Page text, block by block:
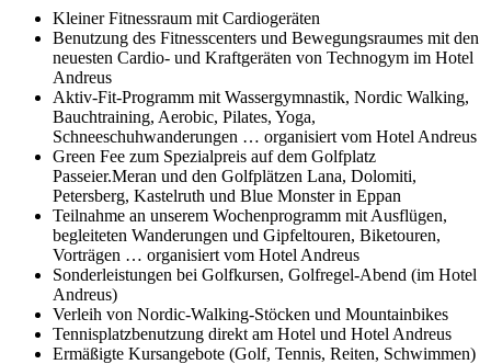
Kleiner Fitnessraum mit Cardiogeräten
Benutzung des Fitnesscenters und Bewegungsraumes mit den
neuesten Cardio- und Kraftgeräten von Technogym im Hotel
Andreus
Aktiv-Fit-Programm mit Wassergymnastik, Nordic Walking,
Bauchtraining, Aerobic, Pilates, Yoga,
Schneeschuhwanderungen … organisiert vom Hotel Andreus
Green Fee zum Spezialpreis auf dem Golfplatz
Passeier.Meran und den Golfplätzen Lana, Dolomiti,
Petersberg, Kastelruth und Blue Monster in Eppan
Teilnahme an unserem Wochenprogramm mit Ausflügen,
begleiteten Wanderungen und Gipfeltouren, Biketouren,
Vorträgen … organisiert vom Hotel Andreus
Sonderleistungen bei Golfkursen, Golfregel-Abend (im Hotel
Andreus)
Verleih von Nordic-Walking-Stöcken und Mountainbikes
Tennisplatzbenutzung direkt am Hotel und Hotel Andreus
Ermäßigte Kursangebote (Golf, Tennis, Reiten, Schwimmen)